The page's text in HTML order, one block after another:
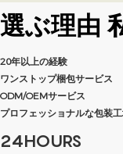
選ぶ理由
20年以上の経験
ワンストップ梱包サービス
ODM/OEMサービス
プロフェッショナルな包装
24HOURS